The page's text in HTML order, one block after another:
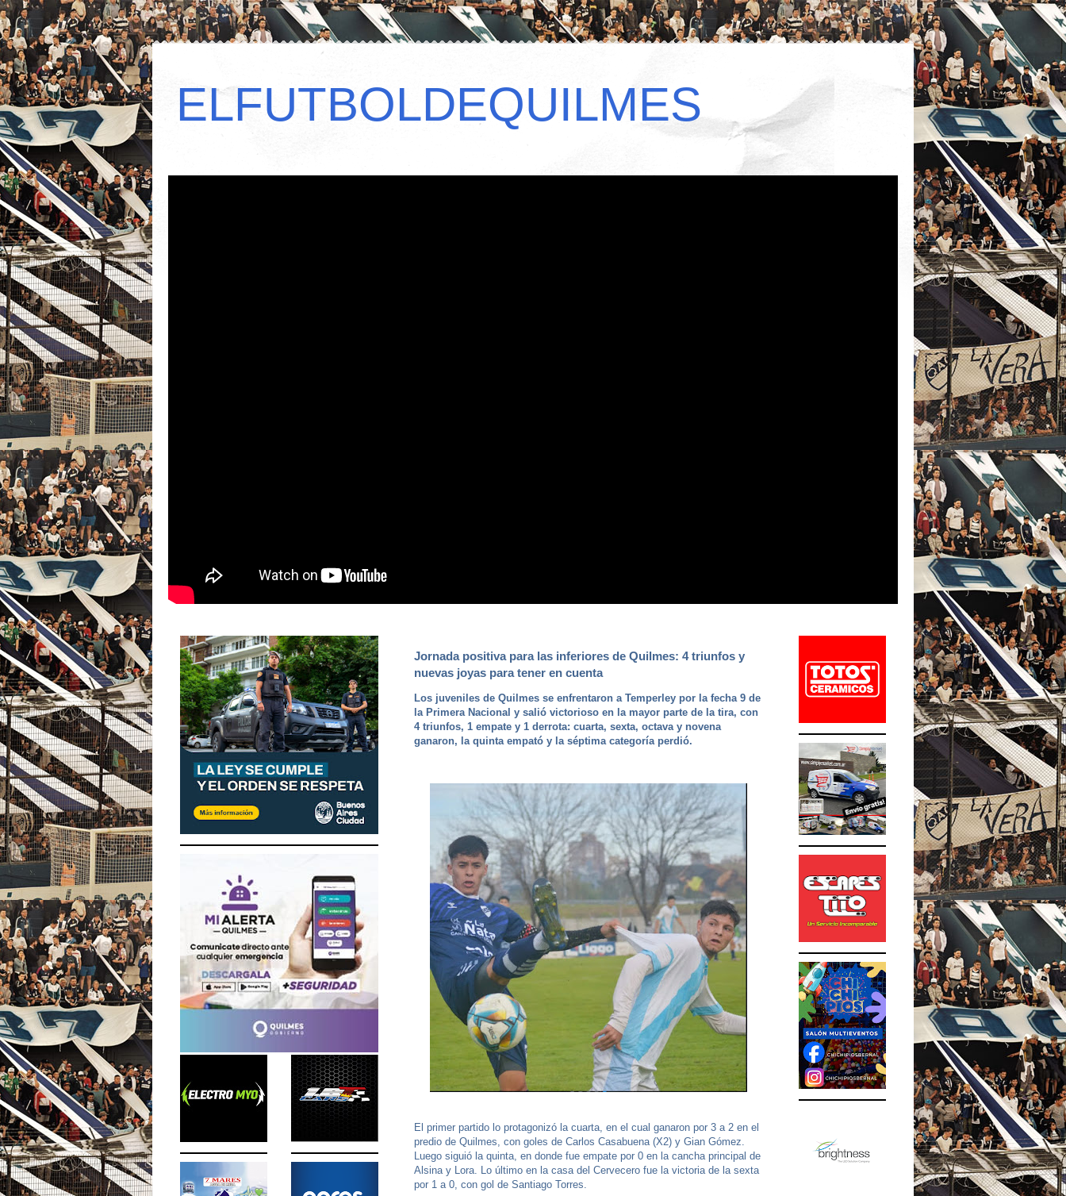
ELFUTBOLDEQUILMES
Jornada positiva para las inferiores de Quilmes: 4 triunfos y
nuevas joyas para tener en cuenta
Los juveniles de Quilmes se enfrentaron a Temperley por la fecha 9 de
la Primera Nacional y salió victorioso en la mayor parte de la tira, con
4 triunfos, 1 empate y 1 derrota: cuarta, sexta, octava y novena
ganaron, la quinta empató y la séptima categoría perdió.
El primer partido lo protagonizó la cuarta, en el cual ganaron por 3 a 2 en el
predio de Quilmes, con goles de Carlos Casabuena (X2) y Gian Gómez.
Luego siguió la quinta, en donde fue empate por 0 en la cancha principal de
Alsina y Lora. Lo último en la casa del Cervecero fue la victoria de la sexta
por 1 a 0, con gol de Santiago Torres.